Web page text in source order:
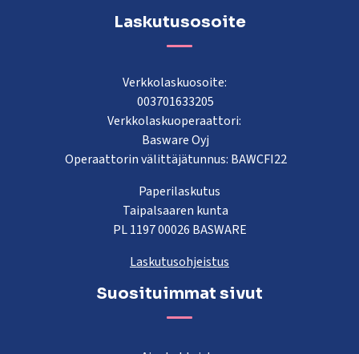
Laskutusosoite
Verkkolaskuosoite:
003701633205
Verkkolaskuoperaattori:
Basware Oyj
Operaattorin välittäjätunnus: BAWCFI22
Paperilaskutus
Taipalsaaren kunta
PL 1197 00026 BASWARE
Laskutusohjeistus
Suosituimmat sivut